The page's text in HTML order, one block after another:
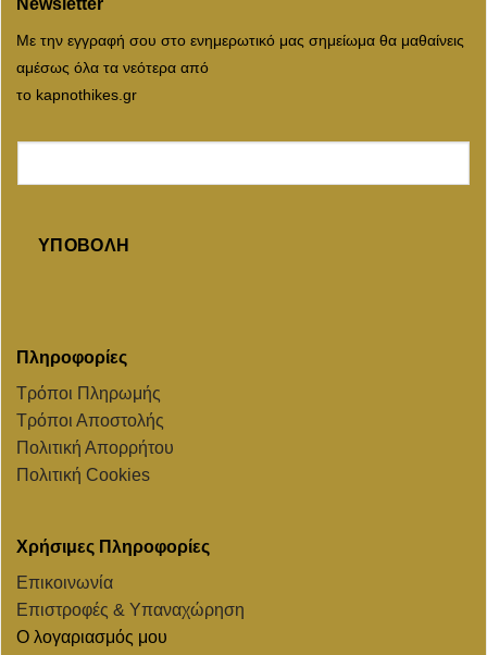
Πληροφορίες
Τρόποι Πληρωμής
Τρόποι Αποστολής
Πολιτική Απορρήτου
Πολιτική Cookies
Χρήσιμες Πληροφορίες
Επικοινωνία
Επιστροφές & Υπαναχώρηση
Ο λογαριασμός μου
Με την εγγραφή σου στο ενημερωτικό μας σημείωμα θα μαθαίνεις
αμέσως όλα τα νεότερα από
το kapnothikes.gr
ΥΠΟΒΟΛΉ